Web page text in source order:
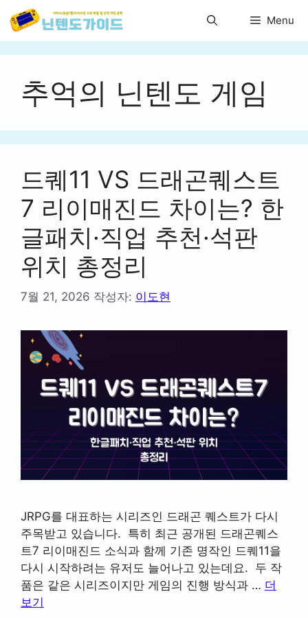
텐
츠
로
기
Menu
추억의 닌텐도 게임
드퀘11 VS 드래곤퀘스트
7 리이매진드 차이는? 한
글패치·직업 추천·석판
위치 총정리
7월 21, 2026 작성자: 이도현
JRPG를 대표하는 시리즈인 드래곤 퀘스트가 다시
주목받고 있습니다. 특히 최근 공개된 드래곤퀘스
트7 리이매진드 소식과 함께 기존 명작인 드퀘11을
다시 시작하려는 유저도 늘어나고 있는데요. 두 작
품은 같은 시리즈이지만 게임의 진행 방식과 … 더
보기